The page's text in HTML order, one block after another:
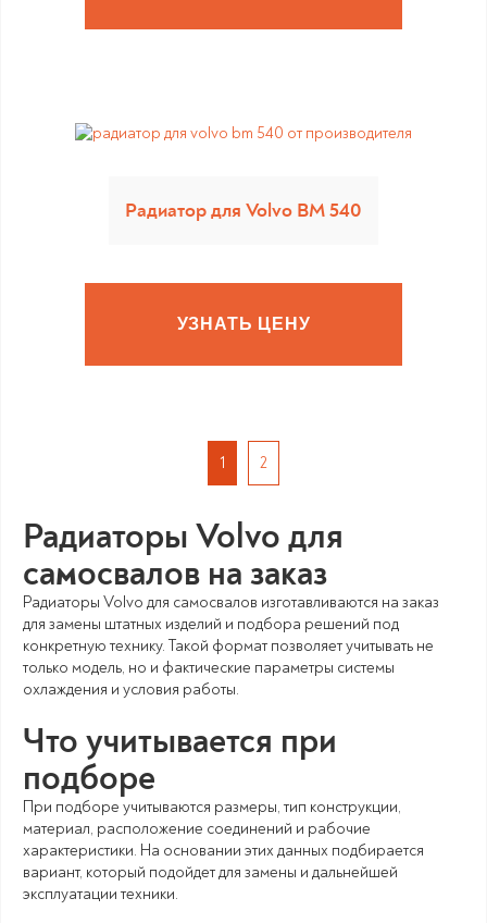
Радиатор для Volvo BM 540
УЗНАТЬ ЦЕНУ
1 2
Радиаторы Volvo для
самосвалов на заказ
Радиаторы Volvo для самосвалов изготавливаются на заказ
для замены штатных изделий и подбора решений под
конкретную технику. Такой формат позволяет учитывать не
только модель, но и фактические параметры системы
охлаждения и условия работы.
Что учитывается при
подборе
При подборе учитываются размеры, тип конструкции,
материал, расположение соединений и рабочие
характеристики. На основании этих данных подбирается
вариант, который подойдет для замены и дальнейшей
эксплуатации техники.